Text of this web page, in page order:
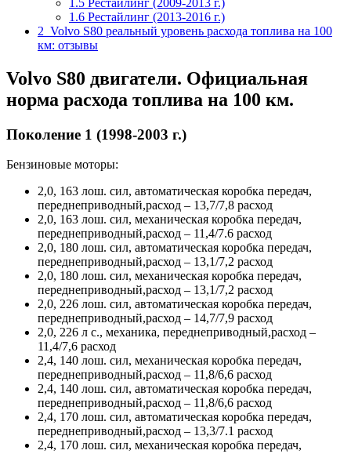
1.6 Рестайлинг (2013-2016 г.)
2 Volvo S80 реальный уровень расхода топлива на 100
км: отзывы
Volvo S80 двигатели. Официальная
норма расхода топлива на 100 км.
Поколение 1 (1998-2003 г.)
Бензиновые моторы:
2,0, 163 лош. сил, автоматическая коробка передач,
переднеприводный,расход – 13,7/7,8 расход
2,0, 163 лош. сил, механическая коробка передач,
переднеприводный,расход – 11,4/7.6 расход
2,0, 180 лош. сил, автоматическая коробка передач,
переднеприводный,расход – 13,1/7,2 расход
2,0, 180 лош. сил, механическая коробка передач,
переднеприводный,расход – 13,1/7,2 расход
2,0, 226 лош. сил, автоматическая коробка передач,
переднеприводный,расход – 14,7/7,9 расход
2,0, 226 л с., механика, переднеприводный,расход –
11,4/7,6 расход
2,4, 140 лош. сил, механическая коробка передач,
переднеприводный,расход – 11,8/6,6 расход
2,4, 140 лош. сил, автоматическая коробка передач,
переднеприводный,расход – 11,8/6,6 расход
2,4, 170 лош. сил, автоматическая коробка передач,
переднеприводный,расход – 13,3/7.1 расход
2,4, 170 лош. сил, механическая коробка передач,